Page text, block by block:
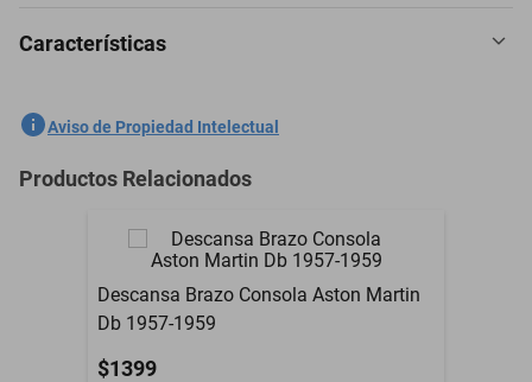
2 Boquilla Limpiaparabrisas Pontiac Grand Prix 1967-1987
Características
SKU
Marca
Contenido del Empaque
2 Boquilla
Limpiaparabrisas
Garantía con Proveedor
Aviso de Propiedad Intelectual
Productos Relacionados
Descansa Brazo Consola Aston Martin
Db 1957-1959
$1399